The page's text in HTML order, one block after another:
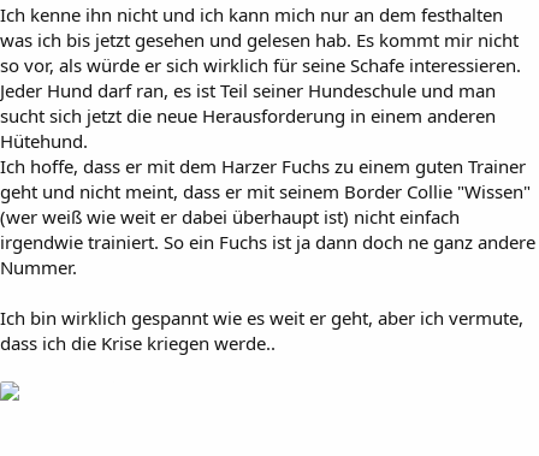
Ich kenne ihn nicht und ich kann mich nur an dem festhalten
was ich bis jetzt gesehen und gelesen hab. Es kommt mir nicht
so vor, als würde er sich wirklich für seine Schafe interessieren.
Jeder Hund darf ran, es ist Teil seiner Hundeschule und man
sucht sich jetzt die neue Herausforderung in einem anderen
Hütehund.
Ich hoffe, dass er mit dem Harzer Fuchs zu einem guten Trainer
geht und nicht meint, dass er mit seinem Border Collie "Wissen"
(wer weiß wie weit er dabei überhaupt ist) nicht einfach
irgendwie trainiert. So ein Fuchs ist ja dann doch ne ganz andere
Nummer.
Ich bin wirklich gespannt wie es weit er geht, aber ich vermute,
dass ich die Krise kriegen werde..